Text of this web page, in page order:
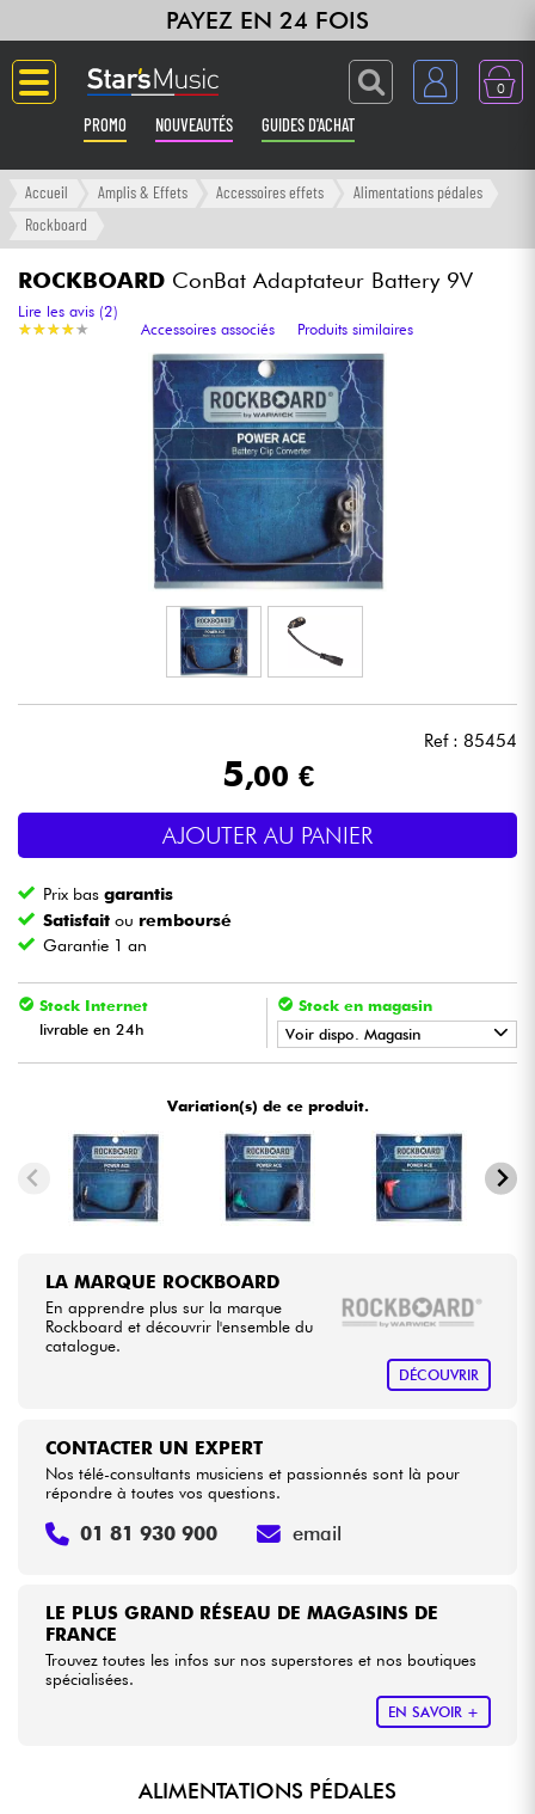
PAYEZ EN 24 FOIS
0
PROMO NOUVEAUTÉS GUIDES D'ACHAT
Langue
Amplis & Effets
Claviers & Pianos
Synthés & Sampleurs
Home Studio
Micros & HF
Eclairage
Vents
Violons & Quatuor
Eveil Musical
Câbles & Access.
HiFi
Voir nos marques
Accueil Amplis & Effets Accessoires effets
Alimentations pédales
Rockboard
ROCKBOARD ConBat Adaptateur Battery 9V
★★★★★
★★★★★
Lire les avis (2)
Accessoires associés
Produits similaires
Ref : 85454
5,00 €
AJOUTER AU PANIER
Prix basgarantis
Satisfait ou remboursé
Garantie 1 an
Stock Internet
livrable en 24h
Stock en magasin
Voir dispo. Magasin
• Star'S BRUGES
• Star'S LILLE
Variation(s) de ce produit.
LA MARQUE ROCKBOARD
En apprendre plus sur la marque
Rockboard et découvrir l'ensemble du
catalogue.
DÉCOUVRIR
LE PLUS GRAND RÉSEAU DE MAGASINS DE
FRANCE
Trouvez toutes les infos sur nos superstores et nos boutiques
spécialisées.
EN SAVOIR +
CONTACTER UN EXPERT
Nos télé-consultants musiciens et passionnés sont là pour
répondre à toutes vos questions.
01 81 930 900 email
ALIMENTATIONS PÉDALES